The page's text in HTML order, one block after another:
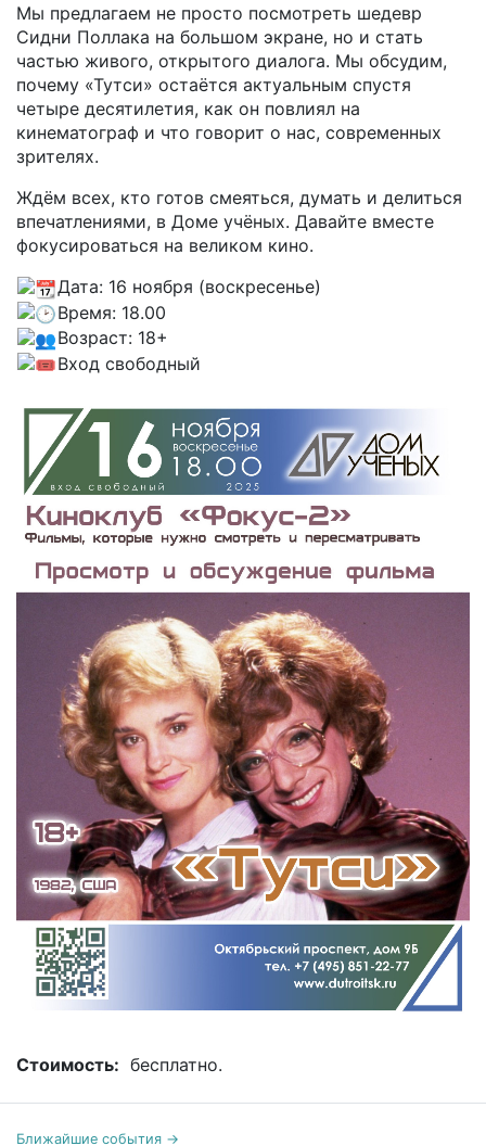
Мы предлагаем не просто посмотреть шедевр
Сидни Поллака на большом экране, но и стать
частью живого, открытого диалога. Мы обсудим,
почему «Тутси» остаётся актуальным спустя
четыре десятилетия, как он повлиял на
кинематограф и что говорит о нас, современных
зрителях.
Ждём всех, кто готов смеяться, думать и делиться
впечатлениями, в Доме учёных. Давайте вместе
фокусироваться на великом кино.
Дата: 16 ноября (воскресенье)
Время: 18.00
Возраст: 18+
Вход свободный
Стоимость: бесплатно.
Ближайшие события →